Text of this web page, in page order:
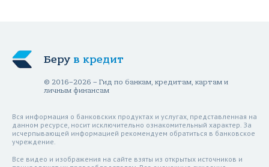
Беру в кредит
© 2016–2026 – Гид по банкам, кредитам, картам и
личным финансам
Вся информация о банковских продуктах и услугах, представленная на
данном ресурсе, носит исключительно ознакомительный характер. За
исчерпывающей информацией рекомендуем обратиться в банковское
учреждение.
Все видео и изображения на сайте взяты из открытых источников и